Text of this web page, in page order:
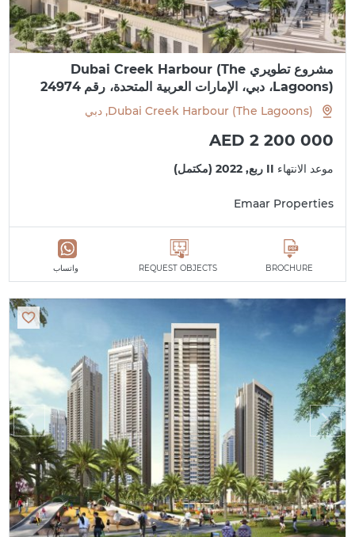
مشروع تطويري Dubai Creek Harbour (The
Lagoons)، دبي، الإمارات العربية المتحدة، رقم 24974
Dubai Creek Harbour (The Lagoons), دبي
AED 2 200 000
موعد الانتهاء II ربع, 2022 (مكتمل)
Emaar Properties
BROCHURE
REQUEST OBJECTS واتساب